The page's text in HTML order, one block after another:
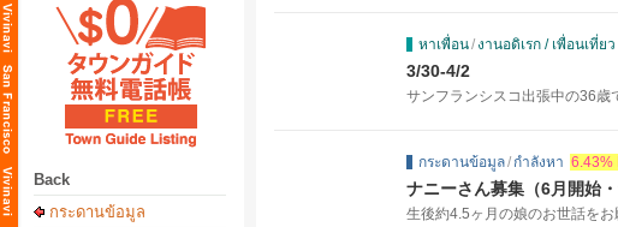
Back
กระดานข้อมูล
หาเพื่อน/ งานอดิเรก / เพื่อนเที่ยว
3/30-4/2
サンフランシスコ出張中の36歳
กระดานข้อมูล/ กำลังหา 6.43%
ナニーさん募集（6月開始
生後約4.5ヶ月の娘のお世話を